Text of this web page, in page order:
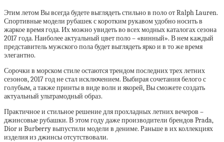
Этим летом Вы всегда будете выглядеть стильно в поло от Ralph Lauren.
Спортивные модели рубашек с коротким рукавом удобно носить в
жаркое время года. Их можно увидеть во всех модных каталогах сезона
2017 года. Наиболее актуальный цвет поло – «винный». В нем каждый
представитель мужского пола будет выглядеть ярко и в то же время
элегантно.
Сорочки в морском стиле остаются трендом последних трех летних
сезонов, 2017 год не стал исключением. Выбирая сочетания белого с
голубым, а также принты в виде волн и якорей, Вы сможете создать
актуальный ультрамодный образ.
Практичное и стильное решение для прохладных летних вечеров –
джинсовые рубашки. В этом году даже производители брендов Prada,
Dior и Burberry выпустили модели в дениме. Раньше в их коллекциях
изделия из джинсы отсутствовали.